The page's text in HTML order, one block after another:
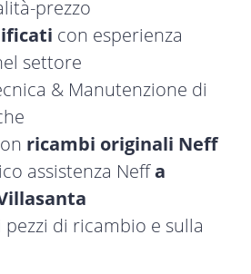
prezzo
con esperienza
settore
& Manutenzione di
ricambi originali Neff
assistenza Neffa
pezzi di ricambio e sulla